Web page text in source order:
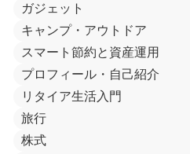
ガジェット
キャンプ・アウトドア
スマート節約と資産運用
プロフィール・自己紹介
リタイア生活入門
旅行
株式